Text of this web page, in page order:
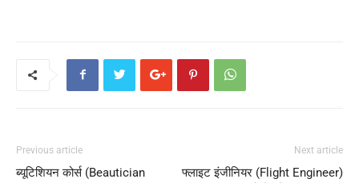
Previous article
ब्यूटिशियन कोर्स (Beautician
Next article
फ्लाइट इंजीनियर (Flight Engineer)